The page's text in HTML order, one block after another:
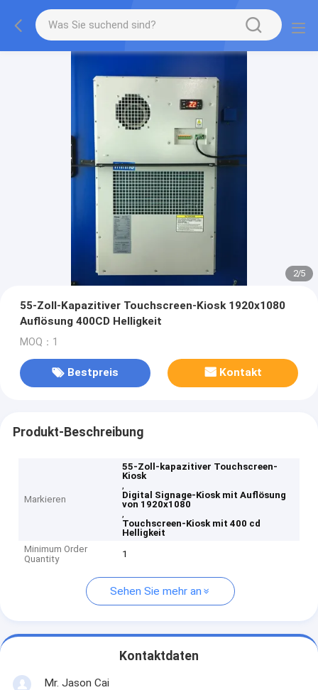
2/5
55-Zoll-Kapazitiver Touchscreen-Kiosk 1920x1080
Auflösung 400CD Helligkeit
MOQ：1
Bestpreis Kontakt
Produkt-Beschreibung
Markieren
55-Zoll-kapazitiver Touchscreen-
Kiosk
,
Digital Signage-Kiosk mit Auflösung
von 1920x1080
,
Touchscreen-Kiosk mit 400 cd
Helligkeit
Minimum Order
Quantity
1
Sehen Sie mehr an
Kontaktdaten
Mr. Jason Cai